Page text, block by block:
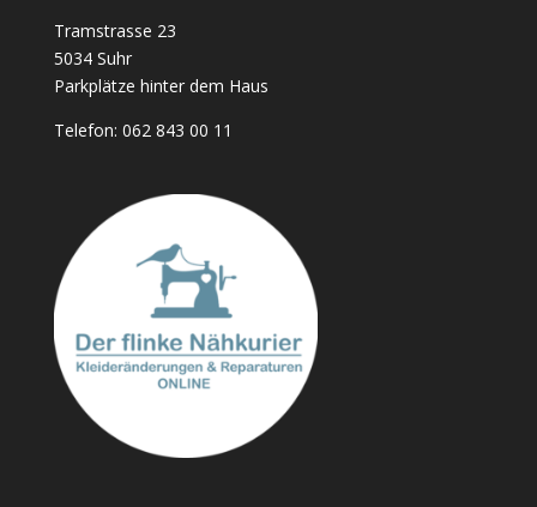
Tramstrasse 23
5034 Suhr
Parkplätze hinter dem Haus
Telefon: 062 843 00 11